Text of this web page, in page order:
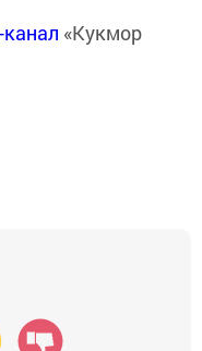
«Кукмор